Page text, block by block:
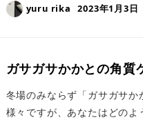
yuru rika 2023年1月3日
ガサガサかかとの角質
冬場のみならず「ガサガサ
様々ですが、あなたはどの